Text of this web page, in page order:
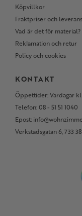
Köpvillkor
Fraktpriser och
Vad är det för material?
Reklamation och retur
Policy och cookies
KONTAKT
Öppettider: Vardagar kl
Telefon: 08 - 51 51 1040
Epost:
Verkstadsgatan 6, 733